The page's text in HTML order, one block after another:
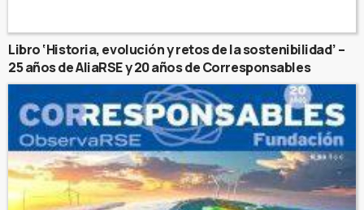
Libro ‘Historia, evolución y retos de la sostenibilidad’ –
25 años de AliaRSE y 20 años de Corresponsables